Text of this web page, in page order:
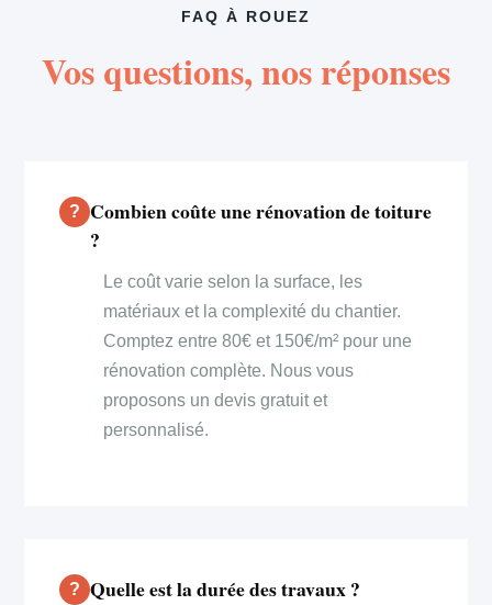
FAQ À ROUEZ
Vos questions, nos réponses
Combien coûte une rénovation de toiture
?
Le coût varie selon la surface, les
matériaux et la complexité du chantier.
Comptez entre 80€ et 150€/m² pour une
rénovation complète. Nous vous
proposons un devis gratuit et
personnalisé.
Quelle est la durée des travaux ?